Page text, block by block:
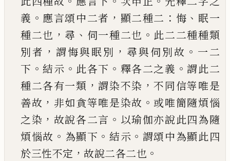
義 。 應言頌中二者 ， 顯二種二 ： 悔 、 眠一
種二也 ， 尋 、 伺一種二也 。 此二二種種類
別者 ， 謂悔與眠別 ， 尋與伺別故 。 一二
下 。結示 。 此各下 。 釋各二之義 。謂此二
種二各有一類 ，謂染不染 ，不同信等唯是
善故 ， 非如貪等唯是染故 。 或唯簡隨煩惱
之染 ， 故說各二言 。 以瑜伽亦說此四為隨
煩惱故 。 為顯下 。 結示 。 謂頌中為顯此四
於三性不定 ， 故說二各二也 。